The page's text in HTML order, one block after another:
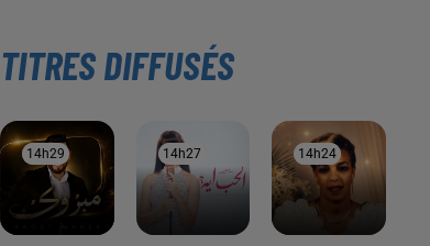
TITRES DIFFUSÉS
14h29
14h29 14h27
14h27 14h24
14h24